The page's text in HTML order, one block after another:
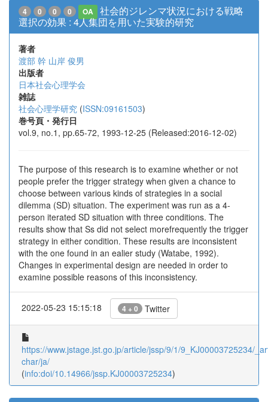
4 0 0 0 OA
社会的ジレンマ状況における戦略
選択の効果 : 4人集団を用いた実験的研究
著者
渡部 幹 山岸 俊男
出版者
日本社会心理学会
雑誌
社会心理学研究 (ISSN:09161503)
巻号頁・発行日
vol.9, no.1, pp.65-72, 1993-12-25 (Released:2016-12-02)
The purpose of this research is to examine whether or not
people prefer the trigger strategy when given a chance to
choose between various kinds of strategies in a social
dilemma (SD) situation. The experiment was run as a 4-
person iterated SD situation with three conditions. The
results show that Ss did not select morefrequently the trigger
strategy in either condition. These results are inconsistent
with the one found in an ealier study (Watabe, 1992).
Changes in experimental design are needed in order to
examine possible reasons of this inconsistency.
2022-05-23 15:15:18 4 + 0 Twitter
https://www.jstage.jst.go.jp/article/jssp/9/1/9_KJ00003725234/
char/ja/
(info:doi/10.14966/jssp.KJ00003725234)